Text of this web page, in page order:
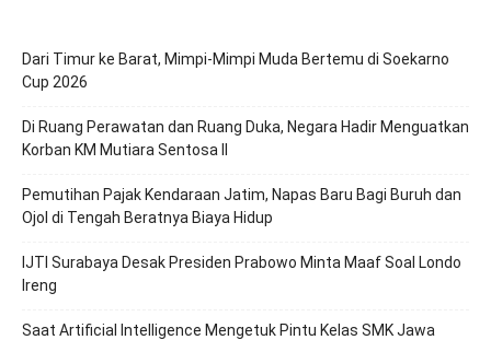
Dari Timur ke Barat, Mimpi-Mimpi Muda Bertemu di Soekarno
Cup 2026
Di Ruang Perawatan dan Ruang Duka, Negara Hadir Menguatkan
Korban KM Mutiara Sentosa II
Pemutihan Pajak Kendaraan Jatim, Napas Baru Bagi Buruh dan
Ojol di Tengah Beratnya Biaya Hidup
IJTI Surabaya Desak Presiden Prabowo Minta Maaf Soal Londo
Ireng
Saat Artificial Intelligence Mengetuk Pintu Kelas SMK Jawa